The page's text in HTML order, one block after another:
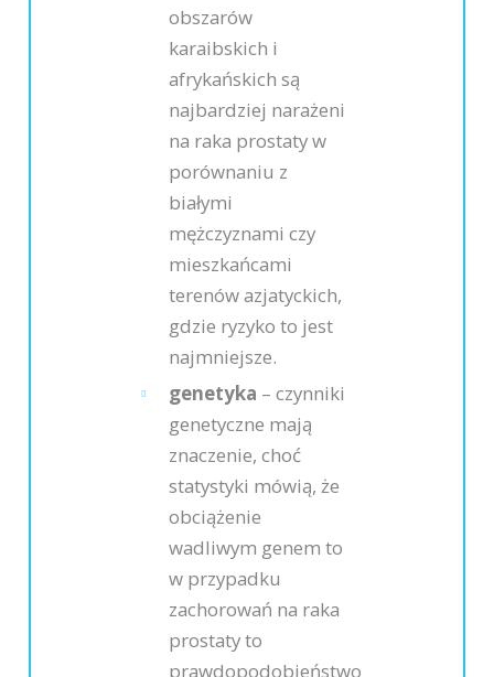
obszarów
karaibskich i
afrykańskich są
najbardziej narażeni
na raka prostaty w
porównaniu z
białymi
mężczyznami czy
mieszkańcami
terenów azjatyckich,
gdzie ryzyko to jest
najmniejsze.
genetyka – czynniki
genetyczne mają
znaczenie, choć
statystyki mówią, że
obciążenie
wadliwym genem to
w przypadku
zachorowań na raka
prostaty to
prawdopodobieństwo